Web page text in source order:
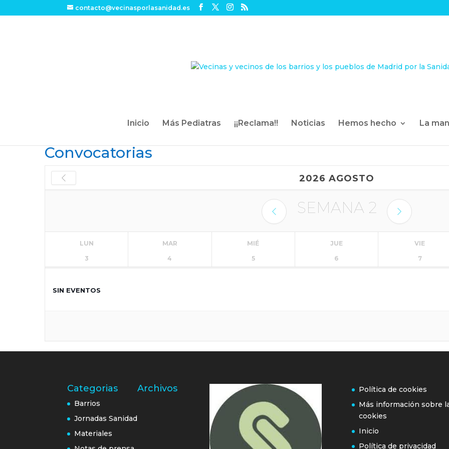
contacto@vecinasporlasanidad.es
Inicio Más Pediatras ¡¡Reclama!! Noticias Hemos hecho La
Convocatorias
2026 AGOSTO
SEMANA 2
LUN
3
MAR
4
MIÉ
5
JUE
6
VIE
7
SIN EVENTOS
Categorias
Barrios
Jornadas Sanidad
Materiales
Archivos
Política de cookies
Más información sobre
cookies
Inicio
Política de privacidad